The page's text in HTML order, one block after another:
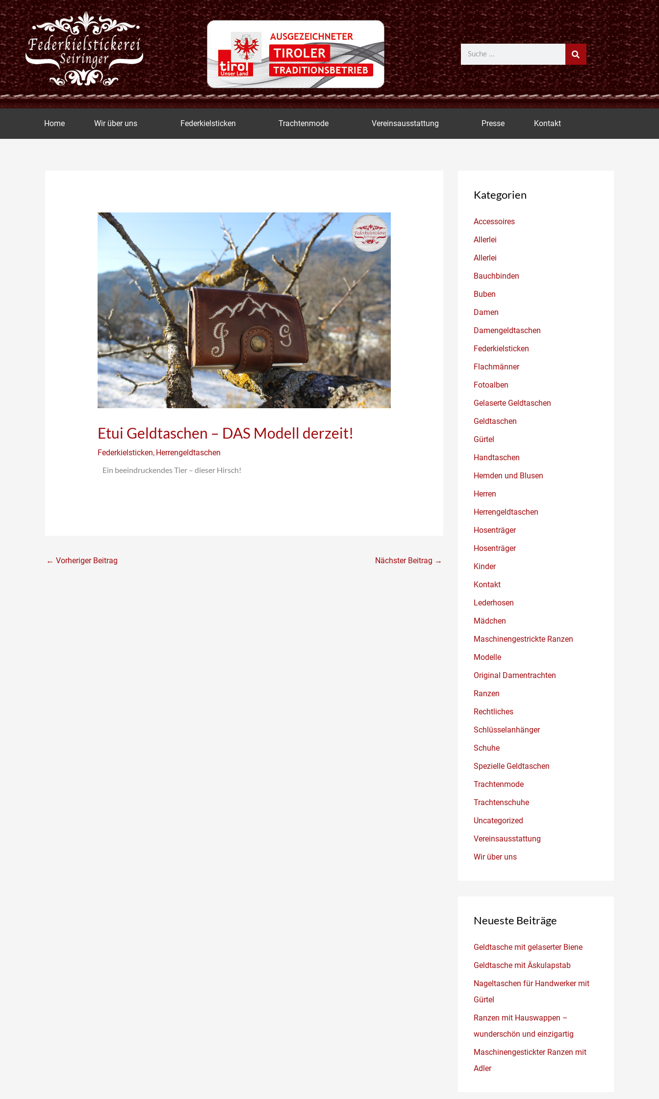
Zum
Inhalt
springen
Suche
Home Wir über uns Federkielsticken Trachtenmode Vereinsausstattung Presse Kontakt
Etui Geldtaschen – DAS Modell derzeit!
Federkielsticken, Herrengeldtaschen
Ein beeindruckendes Tier – dieser Hirsch!
← Vorheriger Beitrag Nächster Beitrag →
Kategorien
Accessoires
Allerlei
Allerlei
Bauchbinden
Buben
Damen
Damengeldtaschen
Federkielsticken
Flachmänner
Fotoalben
Gelaserte Geldtaschen
Geldtaschen
Gürtel
Handtaschen
Hemden und Blusen
Herren
Herrengeldtaschen
Hosenträger
Hosenträger
Kinder
Kontakt
Lederhosen
Mädchen
Maschinengestrickte Ranzen
Modelle
Original Damentrachten
Ranzen
Rechtliches
Schlüsselanhänger
Schuhe
Spezielle Geldtaschen
Trachtenmode
Trachtenschuhe
Uncategorized
Vereinsausstattung
Wir über uns
Neueste Beiträge
Geldtasche mit gelaserter Biene
Geldtasche mit Äskulapstab
Nageltaschen für Handwerker mit
Gürtel
Ranzen mit Hauswappen –
wunderschön und einzigartig
Maschinengestickter Ranzen mit
Adler